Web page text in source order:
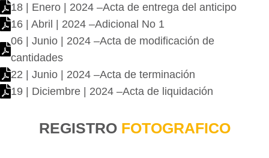
18 | Enero | 2024 –Acta de entrega del anticipo
16 | Abril | 2024 –Adicional No 1
06 | Junio | 2024 –Acta de modificación de
cantidades
22 | Junio | 2024 –Acta de terminación
19 | Diciembre | 2024 –Acta de liquidación
REGISTRO FOTOGRAFICO